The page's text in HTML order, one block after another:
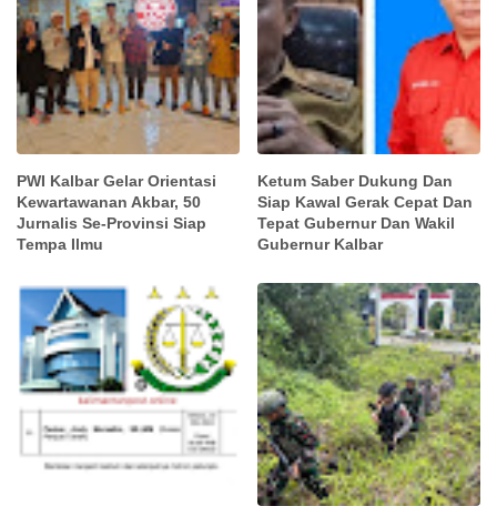
PWI Kalbar Gelar Orientasi
Kewartawanan Akbar, 50
Jurnalis Se-Provinsi Siap
Tempa Ilmu
Ketum Saber Dukung Dan
Siap Kawal Gerak Cepat Dan
Tepat Gubernur Dan Wakil
Gubernur Kalbar